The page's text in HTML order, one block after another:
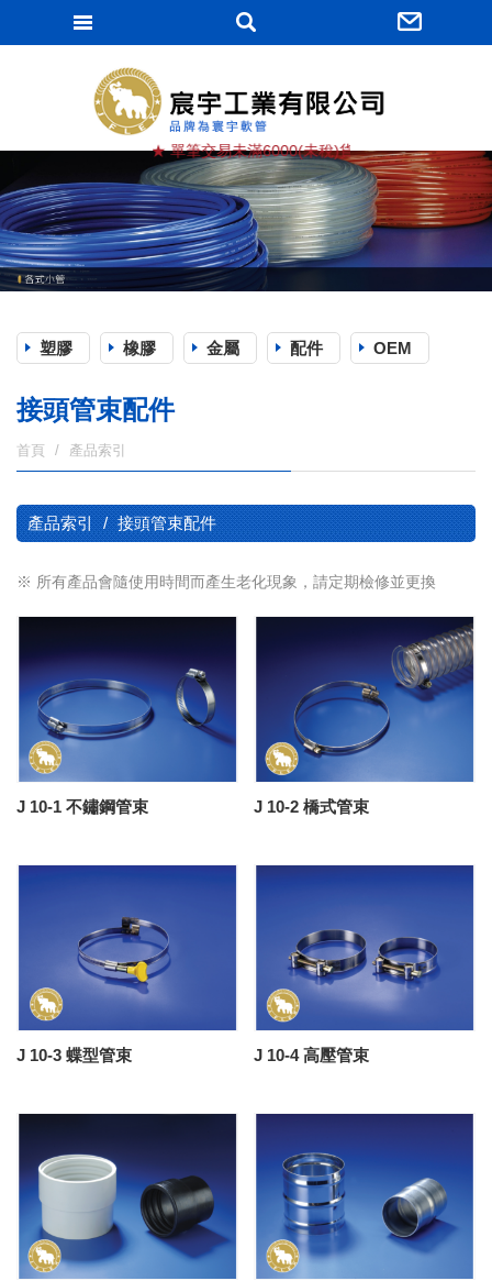
★ 單筆交易未滿6000(未稅)貨滿棧, 運費由買方負
塑膠 橡膠 金屬 配件 OEM
接頭管束配件
首頁 產品索引
產品索引 接頭管束配件
※ 所有產品會隨使用時間而產生老化現象，請定期檢修並更換
J 10-1 不鏽鋼管束 J 10-2 橋式管束
J 10-3 蝶型管束 J 10-4 高壓管束